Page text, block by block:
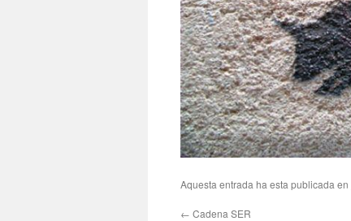
Aquesta entrada ha esta publicada en
← Cadena SER